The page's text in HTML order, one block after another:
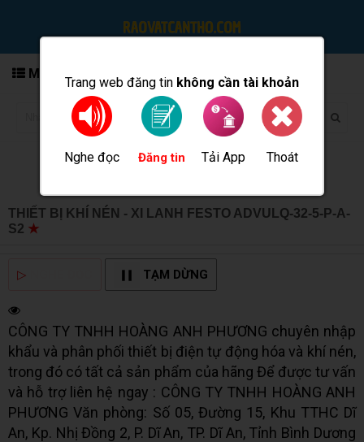
Trang web đăng tin không cần tài khoản
Nghe đọc Đăng tin Tải App Thoát
MENU
THIẾT BỊ KHÍ NÉN - XI LANH FESTO ADVULQ-32-5-P-A-
S2 ★
▷ TẠM DỪNG
CÔNG TY TNHH HOÀNG ANH PHƯƠNG chuyên nhập
khẩu và phân phối thiết bị điện tự động hóa và khí nén,
trong đó có tất cả sản phẩm của hãng Để được tư vấn
và hỗ trợ liên hệ ngay : CÔNG TY TNHH HOÀNG ANH
PHƯƠNG Văn phòng: Số 05, Đường 15, Khu TTHC Dĩ
An, Kp. Nhị Đồng 2, P. Dĩ An, TP. Dĩ An, Tỉnh Bình Dương